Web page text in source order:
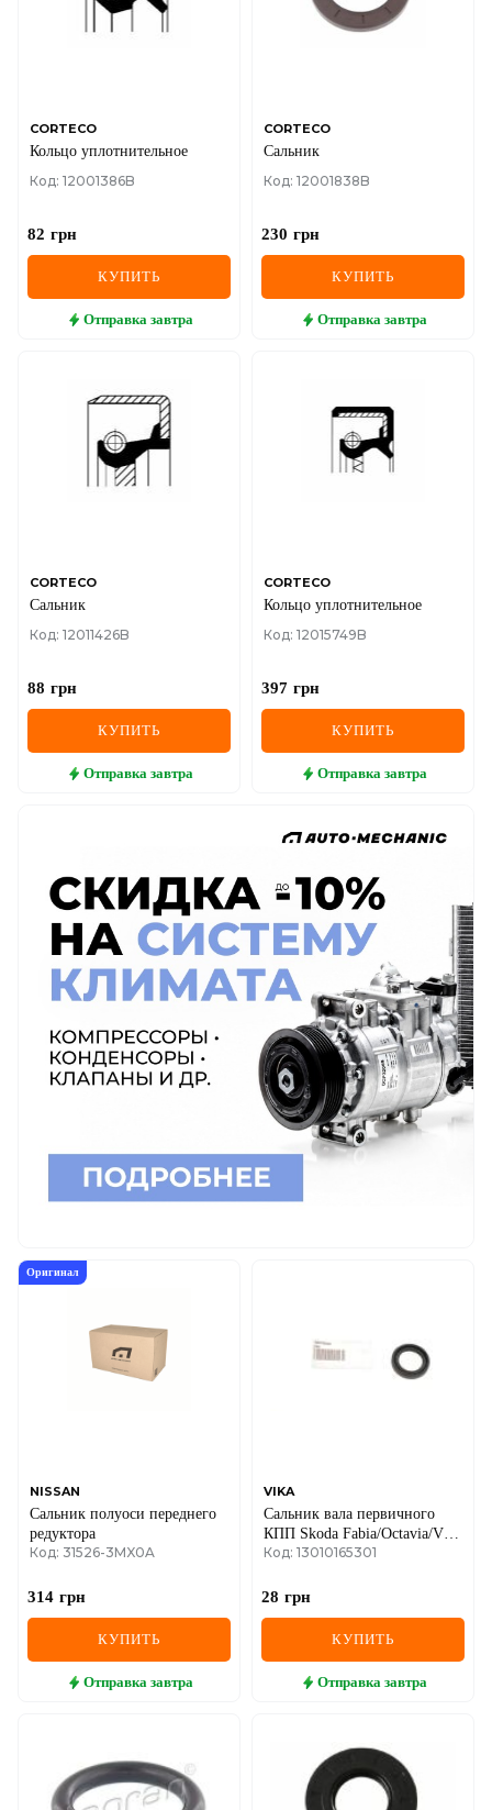
CORTECO
Кольцо уплотнительное
Код: 12001386B
82 грн
КУПИТЬ
Отправка завтра
CORTECO
Сальник
Код: 12001838B
230 грн
КУПИТЬ
Отправка завтра
CORTECO
Сальник
Код: 12011426B
88 грн
КУПИТЬ
Отправка завтра
CORTECO
Кольцо уплотнительное
Код: 12015749B
397 грн
КУПИТЬ
Отправка завтра
Оригинал
NISSAN
Сальник полуоси переднего
редуктора
Код: 31526-3MX0A
314 грн
КУПИТЬ
Отправка завтра
VIKA
Сальник вала первичного
КПП Skoda Fabia/Octavia/VW
Caddy II 1.0-1.9 (22x32x7)
Код: 13010165301
28 грн
КУПИТЬ
Отправка завтра